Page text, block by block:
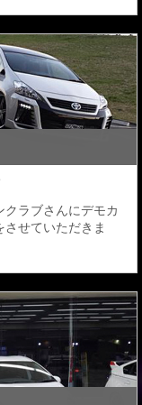
、「エスティマ」部
ウスα」部門３位を
ラブさんにデモカ
せていただきま
て帰ってきたプリ
と予定が重なり、こ
撮影していただきま
ご紹介していただけ
らすっかり夜...